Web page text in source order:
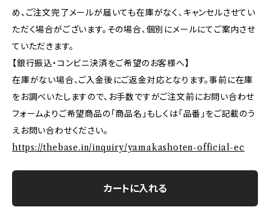
め、ご注文完了メールが届いても在庫がなく、キャンセルさせてい
ただく場合がございます。その場合、個別にメールにてご案内させ
ていただきます。
【銀行振込・コンビニ決済をご希望のお客様へ】
在庫がない場合、ご入金後にご返金対応となります。事前に在庫
をお調べいたしますので、お手数ですがご注文前にお問い合わせ
フォームよりご希望商品の「商品名」もしくは「品番」をご記載のう
えお問い合わせください。
https://thebase.in/inquiry/yamakashoten-official-ec
カートに入れる